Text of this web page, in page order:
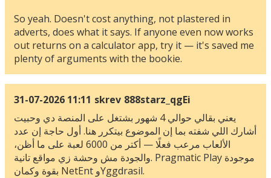
So yeah. Doesn't cost anything, not plastered in
adverts, does what it says. If anyone even now works
out returns on a calculator app, try it — it's saved me
plenty of arguments with the bookie.
31-07-2026 11:11 skrev 888starz_qgEi
يعني بقالي حوالي 4 شهور بشتغل على المنصة دي وحبيت
أشارك اللي شفته بما إن الموضوع بيتكرر هنا. أول حاجة إن عدد
الألعاب مرعب فعلًا — أكتر من 6000 لعبة على ما أظن،
والجودة مش وحشة زي مواقع تانية. Pragmatic Play موجودة
بقوة وكمان NetEnt وYggdrasil.